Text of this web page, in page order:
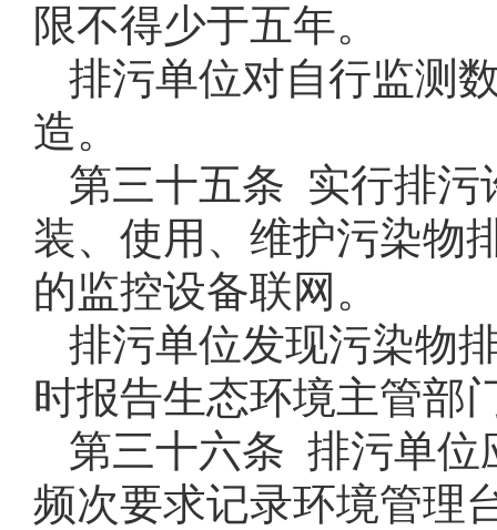
限不得少于五年。
排污单位对自行监测
造。
第三十五条 实行排污
装、使用、维护污染物
的监控设备联网。
排污单位发现污染物
时报告生态环境主管部
第三十六条 排污单位
频次要求记录环境管理